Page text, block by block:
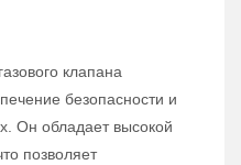
клапана
безопасности и
Он обладает высокой
позволяет